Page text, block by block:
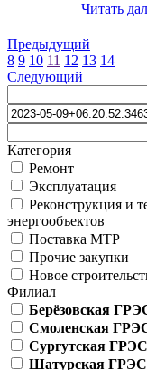
Читать
Предыдущий
8 9 10 11 12 13 14
Следующий
Категория
Ремонт
Эксплуатация
Реконструкция и
энергообъектов
Поставка МТР
Прочие закупки
Новое
Филиал
Берёзовская
Смоленская
Сургутская
Шатурская ГРЭС